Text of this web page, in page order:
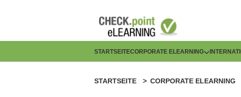
H
STARTSEITECORPORATE ELEARNING
P
STARTSEITE CORPORATE ELEARNING